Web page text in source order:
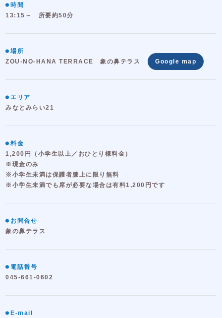
時間
13:15～ 所要約50分
場所
ZOU-NO-HANA TERRACE 象の鼻テラス
Google map
エリア
みなとみらい21
料金
1,200円（小学生以上／おひとり様料金）
※現金のみ
※小学生未満は保護者膝上に限り無料
※小学生未満でも席が必要な場合は有料1,200円です
お問合せ
象の鼻テラス
電話番号
045-661-0602
E-mail